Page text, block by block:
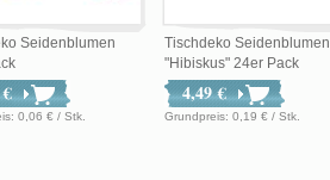
Seidenblumen
Grundpreis: 0,06 € / Stk.
Tischdeko Seidenblumen
"Hibiskus" 24er Pack
4,49 €
Grundpreis: 0,19 € / Stk.